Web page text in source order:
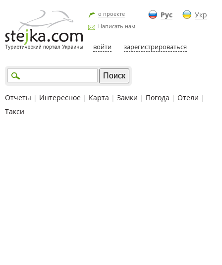
Рус Укр
о проекте
Написать нам
войти зарегистрироваться
Отчеты | Интересное | Карта | Замки | Погода | Отели |
Такси